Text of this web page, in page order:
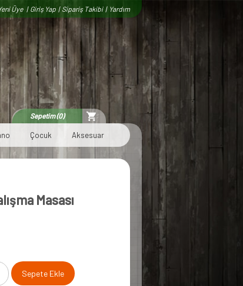
Üye | Giriş Yap | Sipariş Takibi| Yardım
Sepetim (0)
Çocuk Aksesuar
Masası
Sepete Ekle